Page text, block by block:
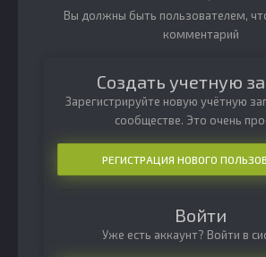
Вы должны быть пользователем,
комментарий
Создать учетную
Зарегистрируйте новую учётную
сообществе. Это очень
РЕГИСТРАЦИЯ НОВОГО
Войти
Уже есть аккаунт? Войти в